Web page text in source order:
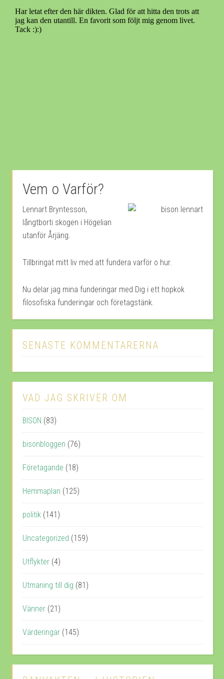
Vem o Varför?
Lennart Bryntesson,
långtborti skogen i Högelian
utanför Årjäng.
Tillbringat mitt liv med att fundera varför o hur.
Nu delar jag mina funderingar med Dig i ett hopkok
filosofiska funderingar och företagstänk.
SENASTE KOMMENTARERNA
VAD JAG SKRIVER OM
BISON (83)
bisonbloggen (76)
Företagande (18)
Hemmaplan (125)
politik (141)
Uncategorized (159)
Utflykter (4)
Utmaning till dig (81)
Vänner (21)
Värderingar (145)